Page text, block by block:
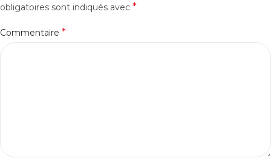
obligatoires sont indiqués avec *
Commentaire *